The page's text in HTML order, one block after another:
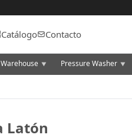
Catálogo Contacto
Warehouse ▼ Pressure Washer ▼
Latón